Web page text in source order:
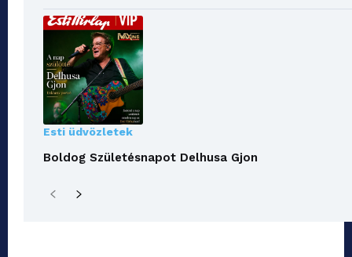
Esti üdvözletek
Boldog Születésnapot Delhusa Gjon